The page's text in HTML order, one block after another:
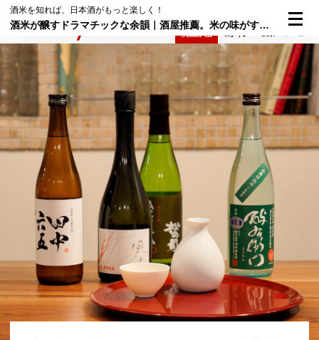
酒米を知れば、日本酒がもっと楽しく！
酒米が醸すドラマチックな余韻｜酒屋推薦。米の味がする日本酒①